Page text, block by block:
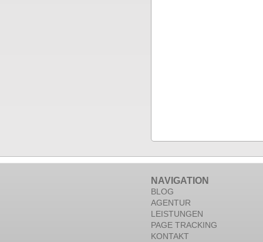
NAVIGATION
BLOG
AGENTUR
LEISTUNGEN
PAGE TRACKING
KONTAKT